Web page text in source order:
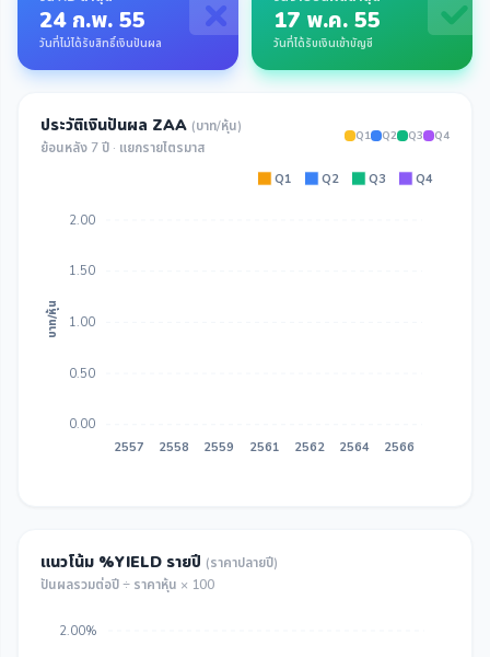
24 ก.พ. 55
วันที่ไม่ได้รับสิทธิ์เงินปันผล
17 พ.ค. 55
วันที่ได้รับเงินเข้าบัญชี
ประวัติเงินปันผล ZAA (บาท/หุ้น)
ย้อนหลัง 7 ปี · แยกรายไตรมาส
Q1 Q2 Q3 Q4
Q1 Q2 Q3 Q4
2.00
1.50
1.00
0.50
0.00
บาท/หุ้น
2557 2558 2559 2561 2562 2564 2566
แนวโน้ม %YIELD รายปี (ราคาปลายปี)
ปันผลรวมต่อปี ÷ ราคาหุ้น × 100
2.00%